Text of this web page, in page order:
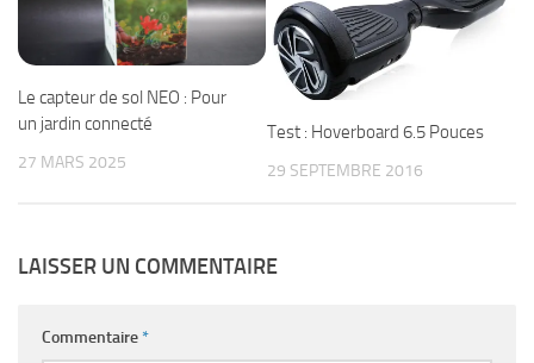
Le capteur de sol NEO : Pour
un jardin connecté
27 MARS 2025
Test : Hoverboard 6.5 Pouces
29 SEPTEMBRE 2016
LAISSER UN COMMENTAIRE
Commentaire*